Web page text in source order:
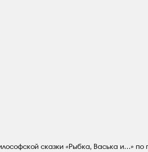
сказки «Рыбка, Васька и…»